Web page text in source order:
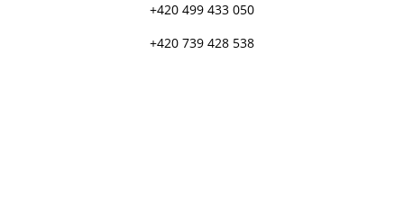
+420 499 433 050
+420 739 428 538